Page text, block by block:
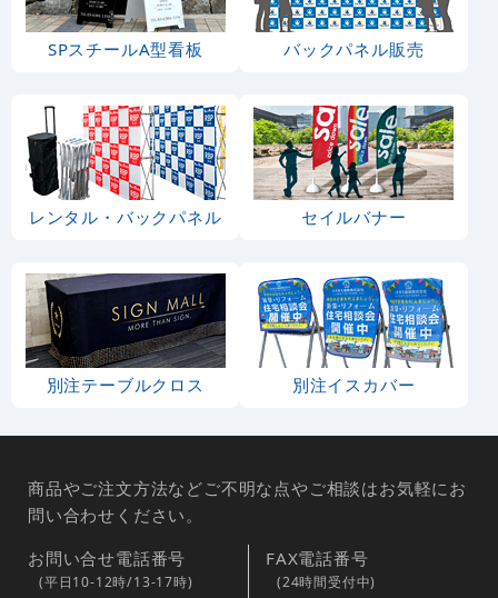
SPスチールA型看板 バックパネル販売
レンタル・バックパネル セイルバナー
別注テーブルクロス 別注イスカバー
商品やご注文方法などご不明な点やご相談はお気軽にお
問い合わせください。
お問い合せ電話番号
(平日10-12時/13-17時)
FAX電話番号
(24時間受付中)